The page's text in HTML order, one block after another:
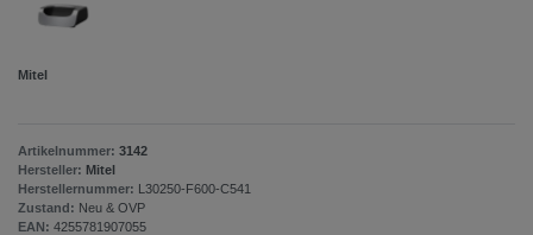
Mitel
Artikelnummer: 3142
Hersteller: Mitel
Herstellernummer: L30250-F600-C541
Zustand: Neu & OVP
EAN: 4255781907055